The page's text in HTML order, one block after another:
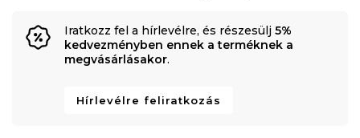
Iratkozz fel a hírlevélre, és részesülj 5%
kedvezményben ennek a terméknek a
megvásárlásakor.
Hírlevélre feliratkozás